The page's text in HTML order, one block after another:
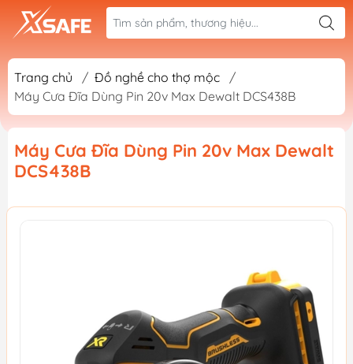
Trang chủ / Đồ nghề cho thợ mộc
/
Máy Cưa Đĩa Dùng Pin 20v Max Dewalt DCS438B
Máy Cưa Đĩa Dùng Pin 20v Max Dewalt
DCS438B